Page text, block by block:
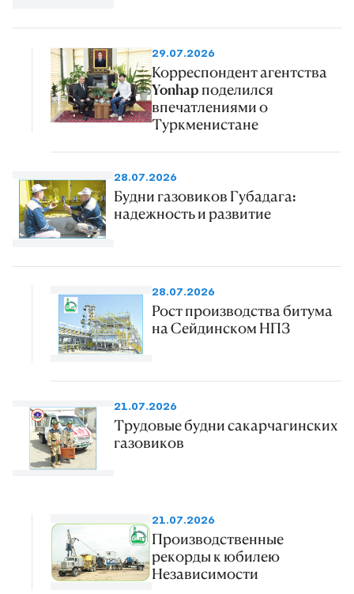
29.07.2026
Корреспондент агентства
Yonhap поделился
впечатлениями о
Туркменистане
28.07.2026
Будни газовиков Губадага:
надежность и развитие
28.07.2026
Рост производства битума
на Сейдинском НПЗ
21.07.2026
Трудовые будни сакарчагинских
газовиков
21.07.2026
Производственные
рекорды к юбилею
Независимости